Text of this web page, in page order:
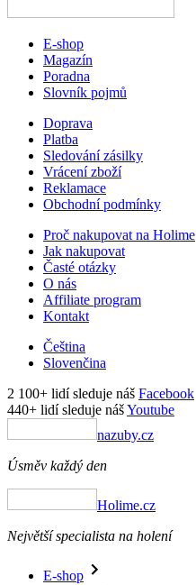
E-shop
Magazín
Poradna
Slovník pojmů
Doprava
Platba
Sledování zásilky
Vrácení zboží
Reklamace
Obchodní podmínky
Proč nakupovat na Holime
Jak nakupovat
Časté otázky
O nás
Affiliate program
Kontakt
Čeština
Slovenčina
2 100+ lidí sleduje náš Facebook
440+ lidí sleduje nášYoutube
nazuby.cz
Úsměv každý den
Holime.cz
Největší specialista na holení
E-shop